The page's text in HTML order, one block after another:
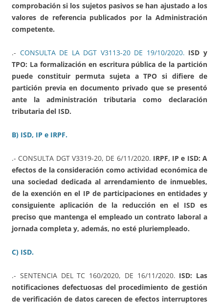
comprobación si los sujetos pasivos se han ajustado a los
valores de referencia publicados por la Administración
competente.
.- CONSULTA DE LA DGT V3113-20 DE 19/10/2020. ISD y
TPO: La formalización en escritura pública de la partición
puede constituir permuta sujeta a TPO si difiere de
partición previa en documento privado que se presentó
ante la administración tributaria como declaración
tributaria del ISD.
B) ISD, IP e IRPF.
.- CONSULTA DGT V3319-20, DE 6/11/2020. IRPF, IP e ISD: A
efectos de la consideración como actividad económica de
una sociedad dedicada al arrendamiento de inmuebles,
de la exención en el IP de participaciones en entidades y
consiguiente aplicación de la reducción en el ISD es
preciso que mantenga el empleado un contrato laboral a
jornada completa y, además, no esté pluriempleado.
C) ISD.
.- SENTENCIA DEL TC 160/2020, DE 16/11/2020. ISD: Las
notificaciones defectuosas del procedimiento de gestión
de verificación de datos carecen de efectos interruptores